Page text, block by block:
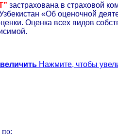
застрахована в страховой
«Об оценочной
Оценка всех видов
Нажмите, чтобы
по: